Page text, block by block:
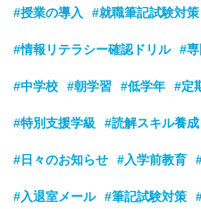
#授業の導入 #就職筆記試験対策
#情報リテラシー確認ドリル #
#中学校 #朝学習 #低学年 #定
#特別支援学級 #読解スキル養
#日々のお知らせ #入学前教育
#入退室メール #筆記試験対策